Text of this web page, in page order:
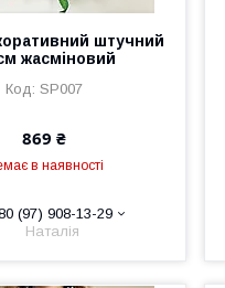
штучний
жасміновий
SP007
869 ₴
в наявності
(97) 908-13-29
Наталія